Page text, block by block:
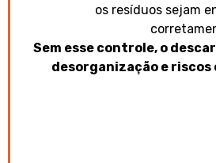
os resíduos sejam
Sem esse controle, o
desorganização e riscos